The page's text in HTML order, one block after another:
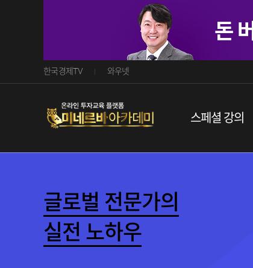
한국경제TV 와우넷
스페셜강의
글로벌전문가의
실전노하우